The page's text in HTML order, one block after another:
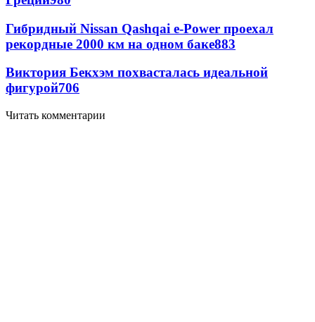
Гибридный Nissan Qashqai e-Power проехал
рекордные 2000 км на одном баке883
Виктория Бекхэм похвасталась идеальной
фигурой706
Читать комментарии